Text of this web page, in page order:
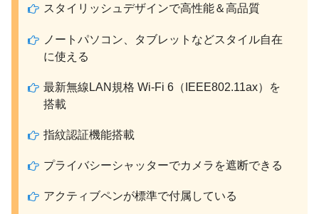
スタイリッシュデザインで高性能＆高品質
ノートパソコン、タブレットなどスタイル自在
に使える
最新無線LAN規格 Wi-Fi 6（IEEE802.11ax）を
搭載
指紋認証機能搭載
プライバシーシャッターでカメラを遮断できる
アクティブペンが標準で付属している